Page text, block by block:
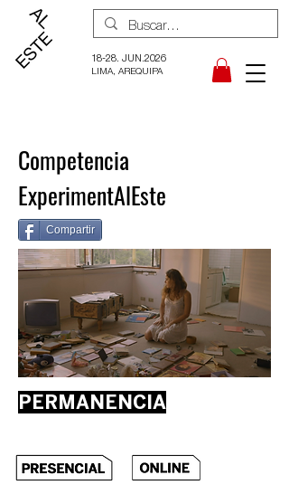
18-28. JUN.2026
LIMA, AREQUIPA
Competencia
ExperimentAlEste
Compartir
PERMANENCIA